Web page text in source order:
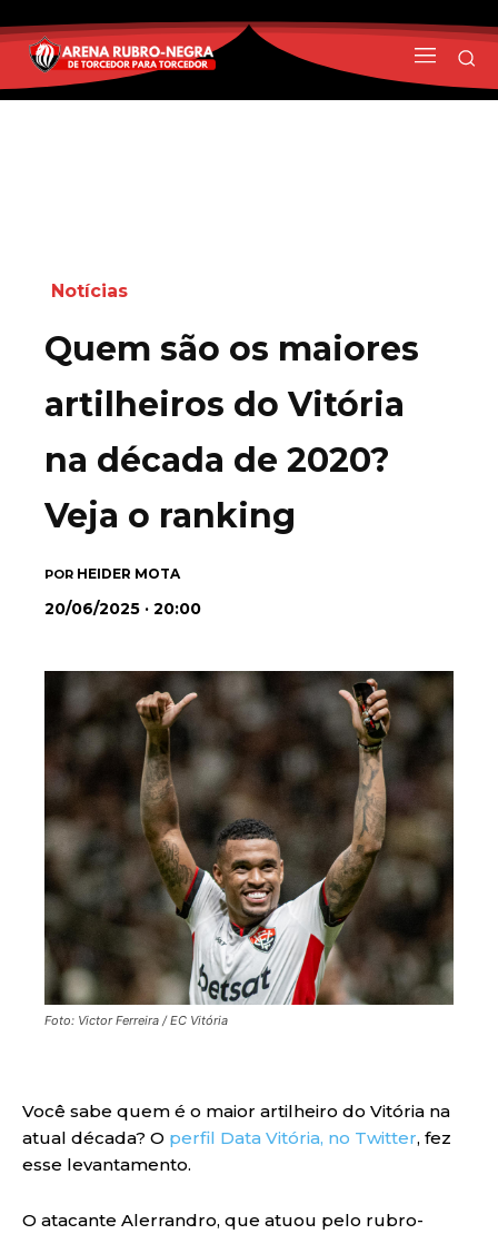
Notícias
Quem são os maiores
artilheiros do Vitória
na década de 2020?
Veja o ranking
POR HEIDER MOTA
20/06/2025 · 20:00
Foto: Victor Ferreira / EC Vitória
Você sabe quem é o maior artilheiro do Vitória na
atual década? O perfil Data Vitória, no Twitter, fez
esse levantamento.
O atacante Alerrandro, que atuou pelo rubro-